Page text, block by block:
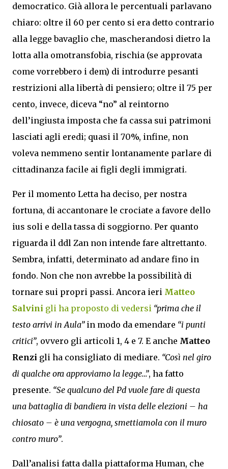
democratico. Già allora le percentuali parlavano
chiaro: oltre il 60 per cento si era detto contrario
alla legge bavaglio che, mascherandosi dietro la
lotta alla omotransfobia, rischia (se approvata
come vorrebbero i dem) di introdurre pesanti
restrizioni alla libertà di pensiero; oltre il 75 per
cento, invece, diceva “no” al reintorno
dell’ingiusta imposta che fa cassa sui patrimoni
lasciati agli eredi; quasi il 70%, infine, non
voleva nemmeno sentir lontanamente parlare di
cittadinanza facile ai figli degli immigrati.
Per il momento Letta ha deciso, per nostra
fortuna, di accantonare le crociate a favore dello
ius soli e della tassa di soggiorno. Per quanto
riguarda il ddl Zan non intende fare altrettanto.
Sembra, infatti, determinato ad andare fino in
fondo. Non che non avrebbe la possibilità di
tornare sui propri passi. Ancora ieri Matteo
Salvini gli ha proposto di vedersi “prima che il
testo arrivi in Aula”in modo da emendare “i punti
critici”, ovvero gli articoli 1, 4 e 7. E anche Matteo
Renzi gli ha consigliato di mediare. “Così nel giro
di qualche ora approviamo la legge…”, ha fatto
presente. “Se qualcuno del Pd vuole fare di questa
una battaglia di bandiera in vista delle elezioni – ha
chiosato – è una vergogna, smettiamola con il muro
contro muro”.
Dall’analisi fatta dalla piattaforma Human, che